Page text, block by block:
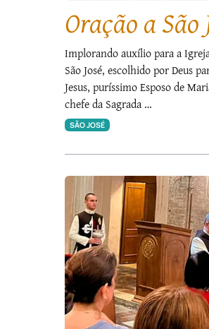
Oração a São
Implorando auxílio para a
São José, escolhido por Deus
Jesus, puríssimo Esposo de
chefe da Sagrada …
SÃO JOSÉ